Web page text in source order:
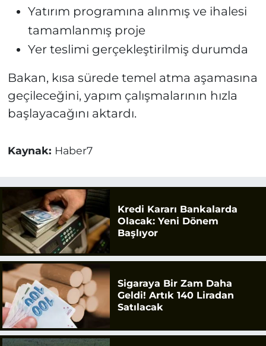
Yatırım programına alınmış ve ihalesi
tamamlanmış proje
Yer teslimi gerçekleştirilmiş durumda
Bakan, kısa sürede temel atma aşamasına
geçileceğini, yapım çalışmalarının hızla
başlayacağını aktardı.
Kaynak: Haber7
Kredi Kararı Bankalarda
Olacak: Yeni Dönem
Başlıyor
Sigaraya Bir Zam Daha
Geldi! Artık 140 Liradan
Satılacak